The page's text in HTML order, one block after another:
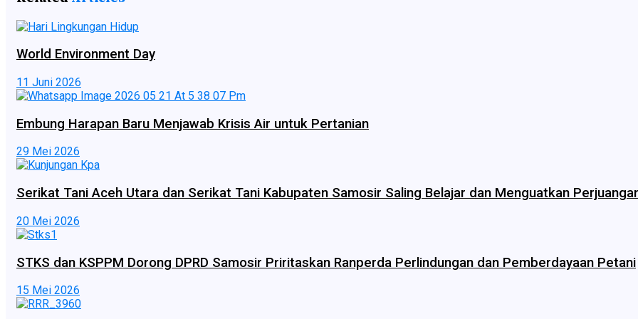
World Environment Day
11 Juni 2026
Embung Harapan Baru Menjawab Krisis Air untuk Pertanian
29 Mei 2026
Serikat Tani Aceh Utara dan Serikat Tani Kabupaten Samosir Saling Belajar dan Menguatkan
20 Mei 2026
STKS dan KSPPM Dorong DPRD Samosir Priritaskan Ranperda Perlindungan dan Pemberdayaan Petani
15 Mei 2026